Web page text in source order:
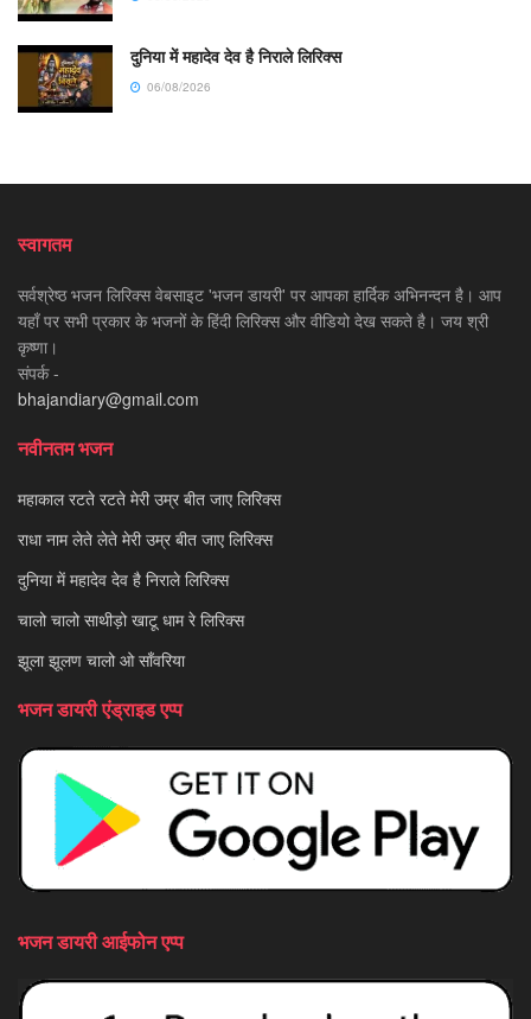
दुनिया में महादेव देव है निराले लिरिक्स
06/08/2026
स्वागतम
सर्वश्रेष्ठ भजन लिरिक्स वेबसाइट 'भजन डायरी' पर आपका हार्दिक अभिनन्दन है। आप
यहाँ पर सभी प्रकार के भजनों के हिंदी लिरिक्स और वीडियो देख सकते है। जय श्री
कृष्णा।
संपर्क -
bhajandiary@gmail.com
नवीनतम भजन
महाकाल रटते रटते मेरी उम्र बीत जाए लिरिक्स
राधा नाम लेते लेते मेरी उम्र बीत जाए लिरिक्स
दुनिया में महादेव देव है निराले लिरिक्स
चालो चालो साथीड़ो खाटू धाम रे लिरिक्स
झूला झूलण चालो ओ साँवरिया
भजन डायरी एंड्राइड एप्प
भजन डायरी आईफोन एप्प